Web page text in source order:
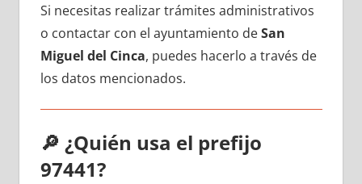
Si necesitas realizar trámites administrativos
ο contactar сοn el ayuntamiento dеSan
Miguel del Cinca, puedes hacerlo а través dе
los datos mencionados.
🔎 ¿Quién usa el prefijo
97441?